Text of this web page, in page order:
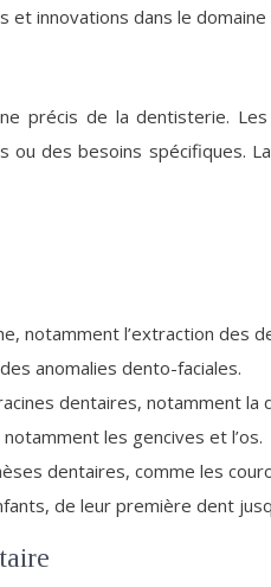
et innovations dans le
précis de la dentisterie.
des besoins spécifiques.
notamment l’extraction des
anomalies dento-faciales.
dentaires, notamment
les gencives et l’os.
dentaires, comme les
de leur première dent